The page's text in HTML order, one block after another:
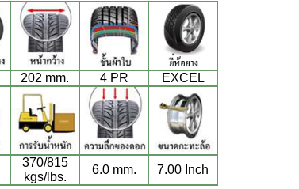
202 mm. 4 PR EXCEL
370/815
kgs/lbs.
6.0 mm. 7.00 Inch